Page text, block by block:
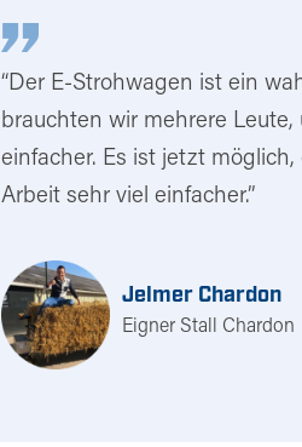
“Der E-Strohwagen ist ein
brauchten wir mehrere
einfacher. Es ist jetzt
Arbeit sehr viel einfacher.”
Jelmer Chardon
Eigner Stall Chardon